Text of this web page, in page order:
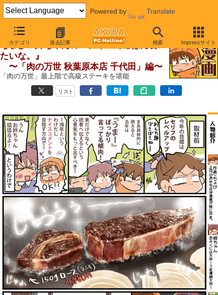
Powered by Translate
カテゴリ 過去記事 検索 Impressサイト
【 2011年1月15日号 】
ちょび＆姉ちゃんの『アキバでごはん食べ
たいな。』
〜「肉の万世 秋葉原本店 千代田」編〜
「肉の万世」最上階で高級ステーキを堪能
リスト